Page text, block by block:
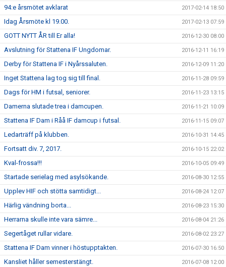
94:e årsmötet avklarat 2017-02-14 18:50
Idag Årsmöte kl 19.00. 2017-02-13 07:59
GOTT NYTT ÅR till Er alla! 2016-12-30 08:00
Avslutning för Stattena IF Ungdomar. 2016-12-11 16:19
Derby för Stattena IF i Nyårssaluten. 2016-12-09 11:20
Inget Stattena lag tog sig till final. 2016-11-28 09:59
Dags för HM i futsal, seniorer. 2016-11-23 13:15
Damerna slutade trea i damcupen. 2016-11-21 10:09
Stattena IF Dam i Råå IF damcup i futsal. 2016-11-15 09:07
Ledarträff på klubben. 2016-10-31 14:45
Fortsatt div. 7, 2017. 2016-10-15 22:02
Kval-frossa!!! 2016-10-05 09:49
Startade serielag med asylsökande. 2016-08-30 12:55
Upplev HIF och stötta samtidigt... 2016-08-24 12:07
Härlig vändning borta... 2016-08-23 15:30
Herrarna skulle inte vara sämre... 2016-08-04 21:26
Segertåget rullar vidare. 2016-08-02 23:27
Stattena IF Dam vinner i höstupptakten. 2016-07-30 16:50
Kansliet håller semesterstängt. 2016-07-08 12:00